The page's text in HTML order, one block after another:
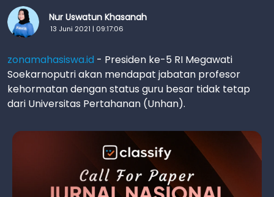
Nur Uswatun Khasanah
13 Juni 2021 | 09:17:06
zonamahasiswa.id - Presiden ke-5 RI Megawati
Soekarnoputri akan mendapat jabatan profesor
kehormatan dengan status guru besar tidak tetap
dari Universitas Pertahanan (Unhan).